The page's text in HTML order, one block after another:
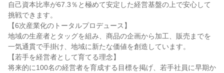
自己資本比率が67.3％と極めて安定した経営基盤の上で安心して
挑戦できます。
【6次産業化のトータルプロデュース】
地域の生産者とタッグを組み、商品の企画から加工、販売までを
一気通貫で手掛け、地域に新たな価値を創造しています。
【若手を経営者として育てる理念】
将来的に100名の経営者を育成する目標を掲げ、若手社員に早期か